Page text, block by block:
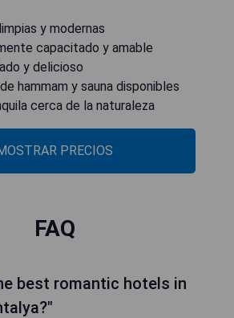
y modernas
capacitado y amable
y delicioso
hammam y sauna disponibles
cerca de la naturaleza
PRECIOS
FAQ
best romantic hotels in